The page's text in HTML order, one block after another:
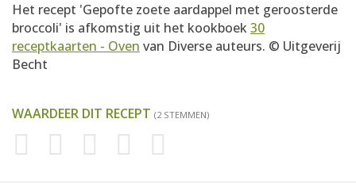
Het recept 'Gepofte zoete aardappel met geroosterde
broccoli' is afkomstig uit het kookboek30
receptkaarten - Oven van Diverse auteurs. © Uitgeverij
Becht
WAARDEER DIT RECEPT (2 STEMMEN)